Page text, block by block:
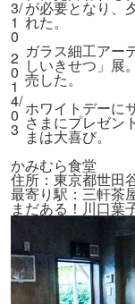
3/
1
0
が必要となり、
れた。
2
0
1
4/
0
3
ガラス細工アー
しいきせつ」展
売した。
ホワイトデーに
さまにプレゼン
まは大喜び。
かみむら食堂
住所：東京都世田
最寄り駅：三軒茶
まだある！川口葉